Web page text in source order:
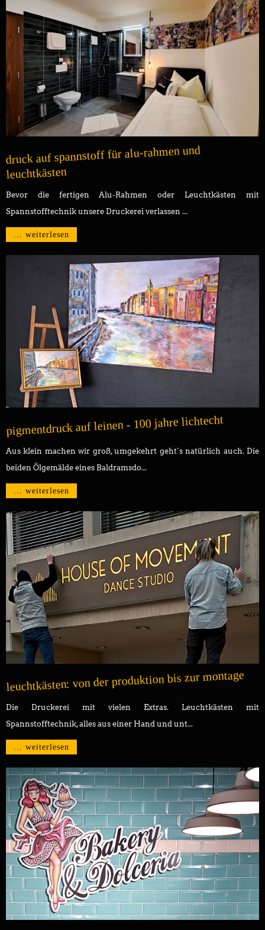
druck auf spannstoff für alu-rahmen und
leuchtkästen
Bevor die fertigen Alu-Rahmen oder Leuchtkästen mit
Spannstofftechnik unsere Druckerei verlassen ...
... weiterlesen
pigmentdruck auf leinen - 100 jahre lichtecht
Aus klein machen wir groß, umgekehrt geht´s natürlich auch. Die
beiden Ölgemälde eines Baldramsdo...
... weiterlesen
leuchtkästen: von der produktion bis zur montage
Die Druckerei mit vielen Extras. Leuchtkästen mit
Spannstofftechnik, alles aus einer Hand und unt...
... weiterlesen